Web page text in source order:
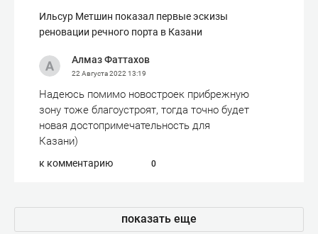
Ильсур Метшин показал первые эскизы
реновации речного порта в Казани
Алмаз Фаттахов
22 Августа 2022 13:19
Надеюсь помимо новостроек прибрежную
зону тоже благоустроят, тогда точно будет
новая достопримечательность для
Казани)
к комментарию 0
показать еще